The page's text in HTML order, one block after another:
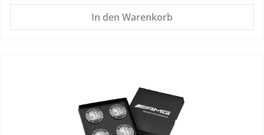
In den Warenkorb